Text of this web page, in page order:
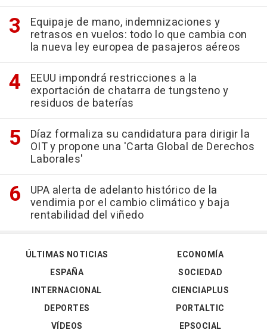
Equipaje de mano, indemnizaciones y
retrasos en vuelos: todo lo que cambia con
la nueva ley europea de pasajeros aéreos
EEUU impondrá restricciones a la
exportación de chatarra de tungsteno y
residuos de baterías
Díaz formaliza su candidatura para dirigir la
OIT y propone una 'Carta Global de Derechos
Laborales'
UPA alerta de adelanto histórico de la
vendimia por el cambio climático y baja
rentabilidad del viñedo
ÚLTIMAS NOTICIAS
ESPAÑA
INTERNACIONAL
DEPORTES
VÍDEOS
ECONOMÍA
SOCIEDAD
CIENCIAPLUS
PORTALTIC
EPSOCIAL